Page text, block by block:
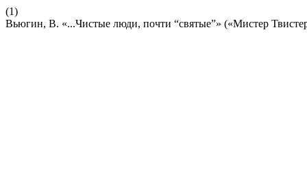
(1)
Вьюгин, В. «...Чистые люди, почти “святые”» («Мистер